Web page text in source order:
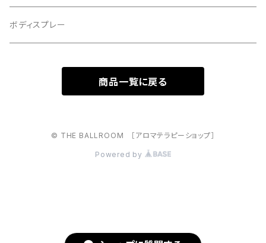
ボディスプレー
商品一覧に戻る
© THE BALLROOM ［アロマテラピーショップ］
Powered by